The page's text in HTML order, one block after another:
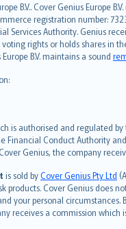
B.V.. Cover Genius
registration number:
Services Authority. Genius
rights or holds shares in
B.V. maintains a sound
is authorised and regulated by
Financial Conduct Authority
Genius, the company
is sold byCover Genius Pty Ltd
Cover Genius does
your personal
receives a commission